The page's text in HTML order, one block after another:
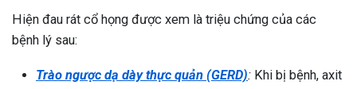
Hiện đau rát cổ họng được xem là triệu chứng của các
bệnh lý sau:
Trào ngược dạ dày thực quản (GERD): Khi bị bệnh, axit